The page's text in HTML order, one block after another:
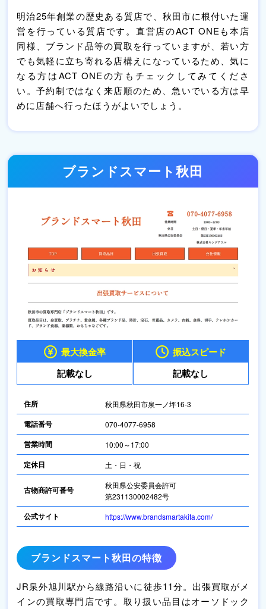
明治25年創業の歴史ある質店で、秋田市に根付いた運
営を行っている質店です。直営店のACT ONEも本店
同様、ブランド品等の買取を行っていますが、若い方
でも気軽に立ち寄れる店構えになっているため、気に
なる方はACT ONEの方もチェックしてみてくださ
い。予約制ではなく来店順のため、急いでいる方は早
めに店舗へ行ったほうがよいでしょう。
ブランドスマート秋田
最大換金率
記載なし
振込スピード
記載なし
住所 秋田県秋田市泉一ノ坪16-3
電話番号 070-4077-6958
営業時間 10:00～17:00
定休日 土・日・祝
古物商許可番号
秋田県公安委員会許可
第231130002482号
公式サイト https://www.brandsmartakita.com/
ブランドスマート秋田の特徴
JR泉外旭川駅から線路沿いに徒歩11分。出張買取がメ
インの買取専門店です。取り扱い品目はオーソドック